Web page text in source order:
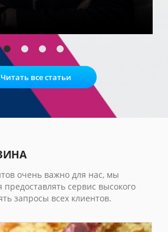
Читать все статьи
очень важно для нас, мы
сервис высокого
запросы всех клиентов.